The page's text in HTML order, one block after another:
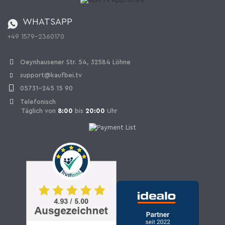
WHATSAPP
+49 1579-2360170
Oeynhausener Str. 54, 32584 Löhne
support@kaufbei.tv
05731-245 15 90
Telefonisch
Täglich von 8:00 bis 20:00 Uhr